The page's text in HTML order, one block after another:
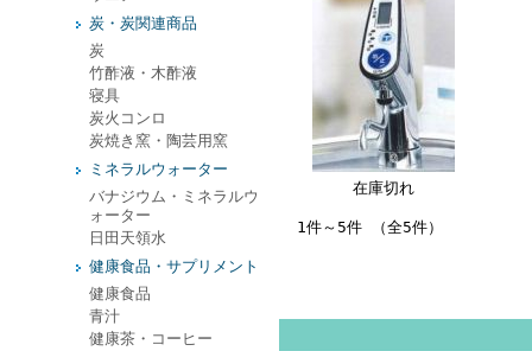
炭・炭関連商品
炭
竹酢液・木酢液
寝具
炭火コンロ
炭焼き窯・陶芸用窯
ミネラルウォーター
バナジウム・ミネラルウ
ォーター
日田天領水
健康食品・サプリメント
健康食品
青汁
健康茶・コーヒー
在庫切れ
1件～5件 （全5件）